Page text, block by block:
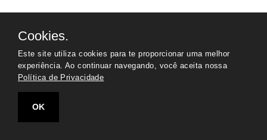
Registro esfera para gás
VER TODOS
Cookies.
Este site utiliza cookies para te proporcionar uma melhor
experiência. Ao continuar navegando, você aceita nossa
Política de Privacidade
OK